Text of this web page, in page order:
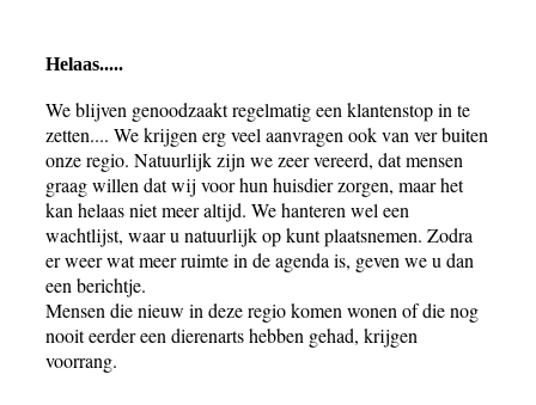
Helaas.....
We blijven genoodzaakt regelmatig een klantenstop in te
zetten.... We krijgen erg veel aanvragen ook van ver buiten
onze regio. Natuurlijk zijn we zeer vereerd, dat mensen
graag willen dat wij voor hun huisdier zorgen, maar het
kan helaas niet meer altijd. We hanteren wel een
wachtlijst, waar u natuurlijk op kunt plaatsnemen. Zodra
er weer wat meer ruimte in de agenda is, geven we u dan
een berichtje.
Mensen die nieuw in deze regio komen wonen of die nog
nooit eerder een dierenarts hebben gehad, krijgen
voorrang.